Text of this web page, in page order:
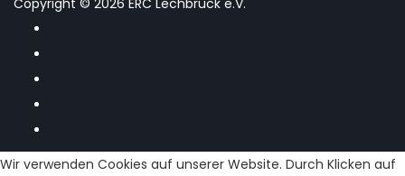
Copyright © 2026 ERC Lechbruck e.V.
Wir verwenden Cookies auf unserer Website. Durch Klicken auf